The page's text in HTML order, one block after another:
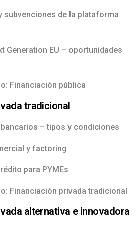
subvenciones de la plataforma
Generation EU – oportunidades
Financiación pública
tradicional
– tipos y condiciones
y factoring
para PYMEs
Financiación privada tradicional
alternativa e innovadora